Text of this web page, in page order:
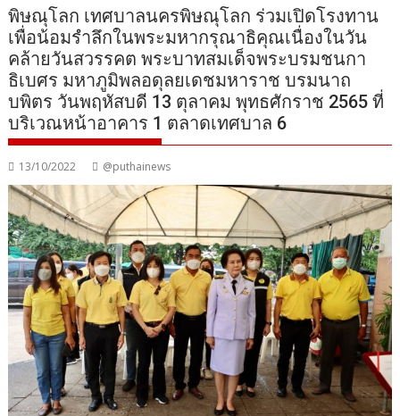
พิษณุโลก เทศบาลนครพิษณุโลก ร่วมเปิดโรงทาน
เพื่อน้อมรำลึกในพระมหากรุณาธิคุณเนื่องในวัน
คล้ายวันสวรรคต พระบาทสมเด็จพระบรมชนกา
ธิเบศร มหาภูมิพลอดุลยเดชมหาราช บรมนาถ
บพิตร วันพฤหัสบดี 13 ตุลาคม พุทธศักราช 2565 ที่
บริเวณหน้าอาคาร 1 ตลาดเทศบาล 6
13/10/2022 @puthainews